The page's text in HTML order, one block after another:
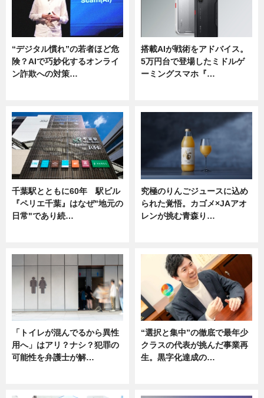
“デジタル慣れ”の若者ほど危
険？AIで巧妙化するオンライ
ン詐欺への対策…
搭載AIが戦術をアドバイス。
5万円台で登場したミドルゲ
ーミングスマホ『…
千葉駅とともに60年 駅ビル
『ペリエ千葉』はなぜ"地元の
日常"であり続…
究極のりんごジュースに込め
られた覚悟。カゴメ×JAアオ
レンが挑む青森り…
「トイレが混んでるから異性
用へ」はアリ？ナシ？犯罪の
可能性を弁護士が解…
“選択と集中”の徹底で最年少
クラスの代表が挑んだ事業再
生。黒字化達成の…